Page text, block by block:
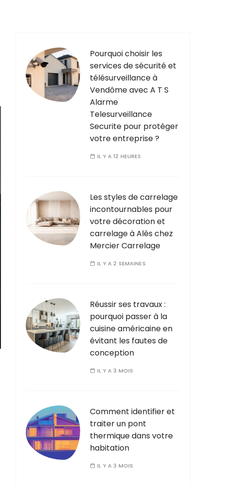
Pourquoi choisir les
services de sécurité et
télésurveillance à
Vendôme avec A T S
Alarme
Telesurveillance
Securite pour protéger
votre entreprise ?
IL Y A 12 HEURES
Les styles de carrelage
incontournables pour
votre décoration et
carrelage à Alès chez
Mercier Carrelage
IL Y A 2 SEMAINES
Réussir ses travaux :
pourquoi passer à la
cuisine américaine en
évitant les fautes de
conception
IL Y A 3 MOIS
Comment identifier et
traiter un pont
thermique dans votre
habitation
IL Y A 3 MOIS